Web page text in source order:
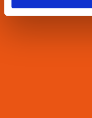
information.